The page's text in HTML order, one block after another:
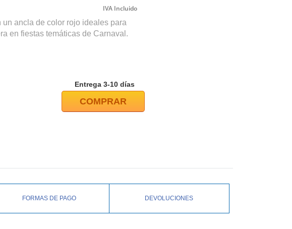
ancla de color rojo ideales para
en fiestas temáticas de Carnaval.
Entrega 3-10 días
COMPRAR
FORMAS DE PAGO DEVOLUCIONES